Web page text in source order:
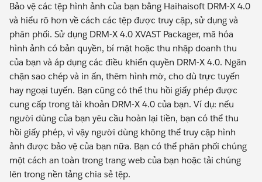
Bảo vệ các tệp hình ảnh của bạn bằng Haihaisoft DRM-X 4.0
và hiểu rõ hơn về cách các tệp được truy cập, sử dụng và
phân phối. Sử dụng DRM-X 4.0 XVAST Packager, mã hóa
hình ảnh có bản quyền, bí mật hoặc thu nhập doanh thu
của bạn và áp dụng các điều khiển quyền DRM-X 4.0. Ngăn
chặn sao chép và in ấn, thêm hình mờ, cho dù trực tuyến
hay ngoại tuyến. Bạn cũng có thể thu hồi giấy phép được
cung cấp trong tài khoản DRM-X 4.0 của bạn. Ví dụ: nếu
người dùng của bạn yêu cầu hoàn lại tiền, bạn có thể thu
hồi giấy phép, vì vậy người dùng không thể truy cập hình
ảnh được bảo vệ của bạn nữa. Bạn có thể phân phối chúng
một cách an toàn trong trang web của bạn hoặc tải chúng
lên trong nền tảng chia sẻ tệp.